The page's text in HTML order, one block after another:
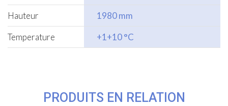
Hauteur
1980 mm
Temperature
+1+10 °C
PRODUITS EN RELATION